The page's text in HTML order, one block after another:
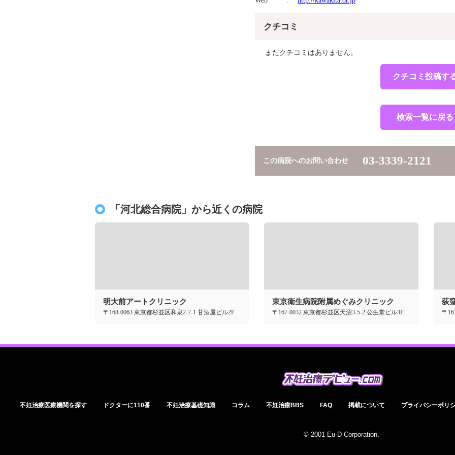
クチコミ
まだクチコミはありません。
クチコミ投稿す
検索一覧に戻る
この病院へのお問い合わせ 03-3339-2121
「河北総合病院」から近くの病院
明大前アートクリニック
〒168-0063 東京都杉並区和泉2-7-1 甘酒屋ビル2F
東京衛生病院附属めぐみクリニック
〒167-0032 東京都杉並区天沼3-5-2 公生堂ビル3F・B1F
荻
不妊治療医療機関を探す ドクターに110番 不妊治療基礎知識 コラム 不妊治療BBS FAQ 掲載について プライバシーポリ
© 2001 Eu-D Corporation.